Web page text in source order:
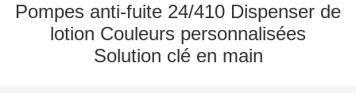
PROPOS
Pompes anti-fuite 24/410 Dispenser de
lotion Couleurs personnalisées
Solution clé en main